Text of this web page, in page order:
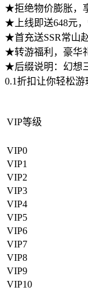
★拒绝物价膨胀，
★上线即送648元
★首充送SSR常山
★转游福利，豪华
★后缀说明：幻想
0.1折扣让你轻松游
VIP等级
VIP0
VIP1
VIP2
VIP3
VIP4
VIP5
VIP6
VIP7
VIP8
VIP9
VIP10